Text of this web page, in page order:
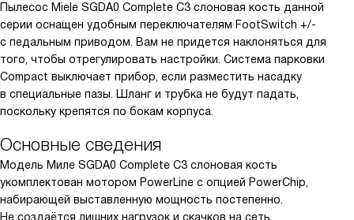
Пылесос Miele SGDA0 Complete C3 слоновая кость данной
серии оснащен удобным переключателям FootSwitch +/-
с педальным приводом. Вам не придется наклоняться для
того, чтобы отрегулировать настройки. Система парковки
Compact выключает прибор, если разместить насадку
в специальные пазы. Шланг и трубка не будут падать,
поскольку крепятся по бокам корпуса.
Основные сведения
Модель Миле SGDA0 Complete C3 слоновая кость
укомплектован мотором PowerLine с опцией PowerChip,
набирающей выставленную мощность постепенно.
Не создаётся лишних нагрузок и скачков на сеть,